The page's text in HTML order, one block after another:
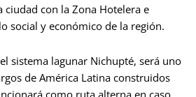
ciudad con la Zona Hotelera e
social y económico de la región.
sistema lagunar Nichupté, será uno
de América Latina construidos
como ruta alterna en caso